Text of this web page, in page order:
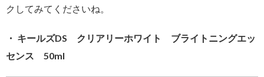
クしてみてくださいね。
・ キールズDS クリアリーホワイト ブライトニングエッ
センス 50ml